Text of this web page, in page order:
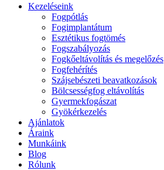
Kezeléseink
Fogpótlás
Fogimplantátum
Esztétikus fogtömés
Fogszabályozás
Fogkőeltávolítás és megelőzés
Fogfehérítés
Szájsebészeti beavatkozások
Bölcsességfog eltávolítás
Gyermekfogászat
Gyökérkezelés
Ajánlatok
Áraink
Munkáink
Blog
Rólunk